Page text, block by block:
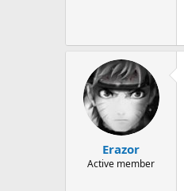
Erazor
Active member